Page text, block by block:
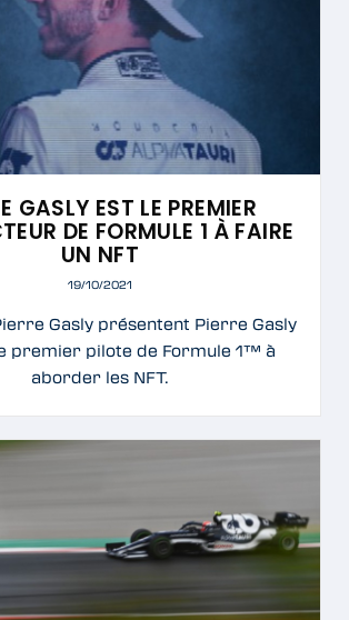
GASLY EST LE PREMIER
DE FORMULE 1 À FAIRE
UN NFT
19/10/2021
Gasly présentent Pierre Gasly
premier pilote de Formule 1™ à
aborder les NFT.